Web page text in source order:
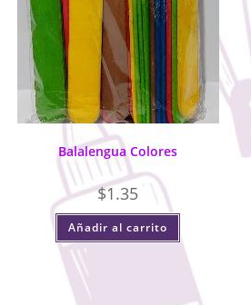
Balalengua Colores
$1.35
Añadir al carrito